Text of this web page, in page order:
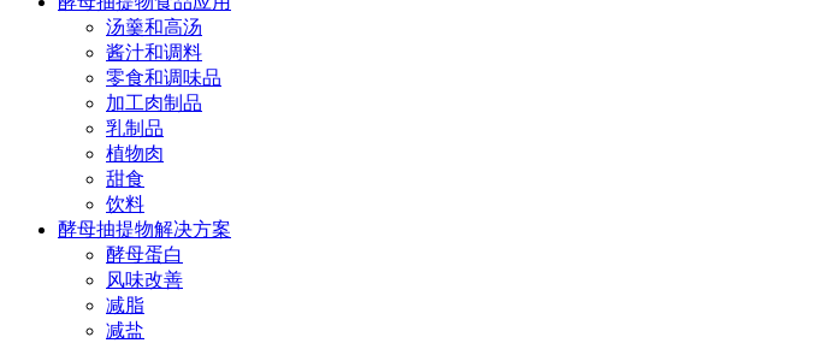
汤羹和高汤
酱汁和调料
零食和调味品
加工肉制品
乳制品
植物肉
甜食
饮料
酵母抽提物解决方案
酵母蛋白
风味改善
减脂
减盐